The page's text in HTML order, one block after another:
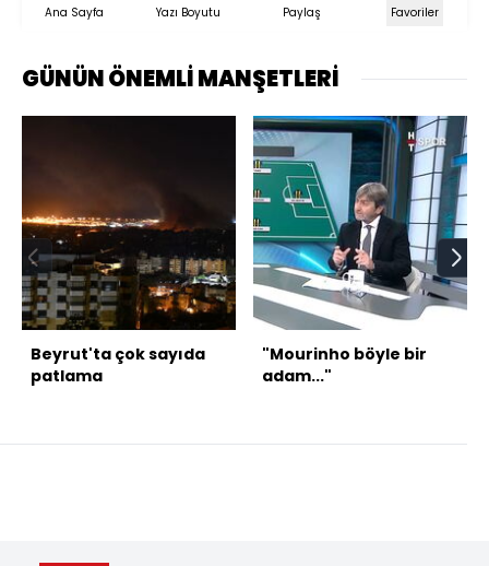
Ana Sayfa Yazı Boyutu Paylaş Favoriler
GÜNÜN ÖNEMLİ MANŞETLERİ
Beyrut'ta çok sayıda
patlama
"Mourinho böyle bir
adam..."